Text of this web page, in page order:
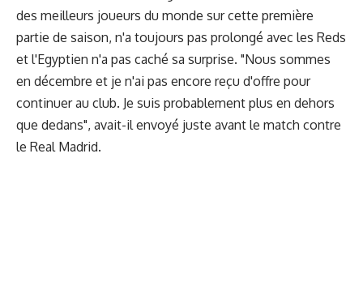
des meilleurs joueurs du monde sur cette première
partie de saison, n'a toujours pas prolongé avec les Reds
et l'Egyptien n'a pas caché sa surprise. "Nous sommes
en décembre et je n'ai pas encore reçu d'offre pour
continuer au club. Je suis probablement plus en dehors
que dedans", avait-il envoyé juste avant le match contre
le Real Madrid.